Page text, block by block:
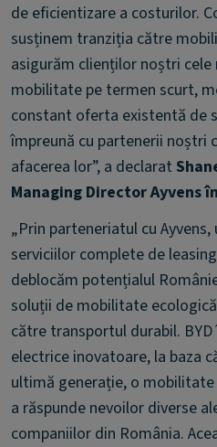
de eficientizare a costurilor.
susținem tranziția către
asigurăm clienților noștri
mobilitate pe termen scurt,
constant oferta existentă de
împreună cu partenerii noștri
afacerea lor”, a declarat
Managing Director Ayvens
„Prin parteneriatul cu
serviciilor complete de
deblocăm potențialul
soluții de mobilitate
către transportul durabil.
electrice inovatoare, la baza
ultimă generație, o
a răspunde nevoilor diverse
companiilor din România.